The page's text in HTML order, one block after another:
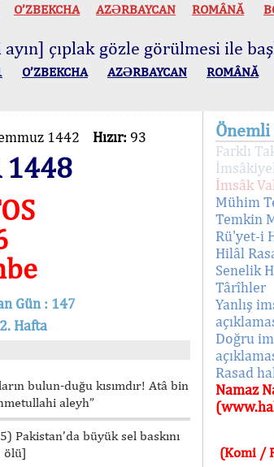
O’ZBEKCHA AZӘRBAYCAN ROMÂNĂ
çıplak gözle görülmesi ile
O’ZBEKCHA AZӘRBAYCAN ROMÂNĂ
1442 Hızır: 93
1448
Gün : 147
Hafta
bulun-duğu kısımdır! Atâ bin
aleyh”
Pakistan’da büyük sel baskını
ölü]
Farklı
İmsâk
Mühim
Temkin
Rü'yet-i
Hilâl
Senelik
Târîhler
Yanlış
Doğru
Rasad
Namaz
(Komi /